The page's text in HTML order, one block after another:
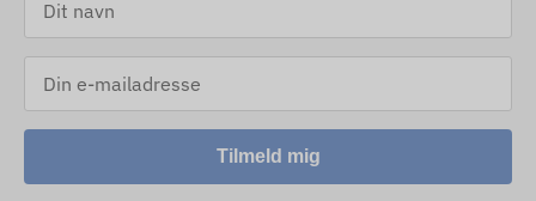
Tilmeld mig